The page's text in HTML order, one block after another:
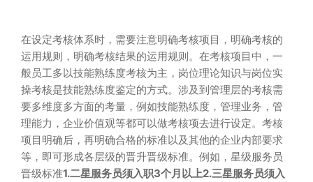
在设定考核体系时，需要注意明确考核项目，明确考核的
运用规则，明确考核结果的运用规则。在考核项目中，一
般员工多以技能熟练度考核为主，岗位理论知识与岗位实
操考核是技能熟练度鉴定的方式。涉及到管理层的考核需
要多维度多方面的考量，例如技能熟练度，管理业务，管
理能力，企业价值观等都可以做考核项去进行设定。考核
项目明确后，再明确合格的标准以及其他的企业内部要求
等，即可形成各层级的晋升晋级标准。例如，星级服务员
晋级标准1.二星服务员须入职3个月以上2.三星服务员须入